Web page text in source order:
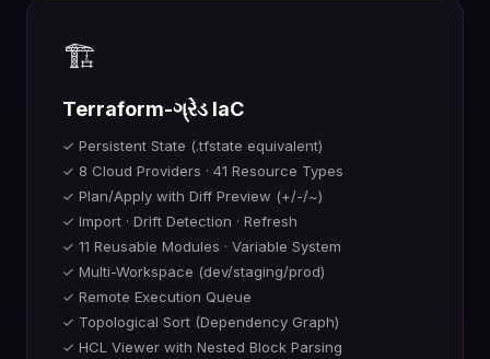
🏗️
Terraform-ગ્રેડ IaC
✓ Persistent State (.tfstate equivalent)
✓ 8 Cloud Providers · 41 Resource Types
✓ Plan/Apply with Diff Preview (+/-/~)
✓ Import · Drift Detection · Refresh
✓ 11 Reusable Modules · Variable System
✓ Multi-Workspace (dev/staging/prod)
✓ Remote Execution Queue
✓ Topological Sort (Dependency Graph)
✓ HCL Viewer with Nested Block Parsing